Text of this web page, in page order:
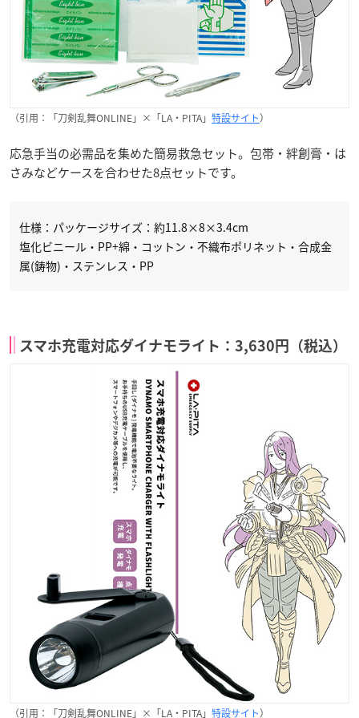
（引用：「刀剣乱舞ONLINE」×「LA・PITA」 特設サイト）
応急手当の必需品を集めた簡易救急セット。包帯・絆創膏・は
さみなどケースを合わせた8点セットです。
仕様：パッケージサイズ：約11.8×8×3.4cm
塩化ビニール・PP+綿・コットン・不織布ポリネット・合成金
属(鋳物)・ステンレス・PP
スマホ充電対応ダイナモライト：3,630円（税込）
（引用：「刀剣乱舞ONLINE」×「LA・PITA」 特設サイト）